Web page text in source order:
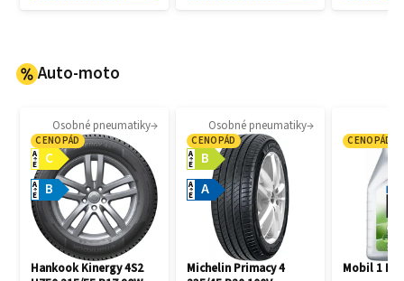
Auto-moto
Osobné pneumatiky
CENOPÁD
C
A
E
B
A
E
Hankook Kinergy 4S2
Osobné pneumatiky
CENOPÁD
B
A
E
A
A
E
Michelin Primacy 4
CENOPÁD
Mobil 1